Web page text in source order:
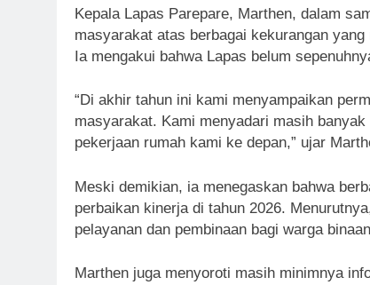
Kepala Lapas Parepare, Marthen, dalam
masyarakat atas berbagai kekurangan
Ia mengakui bahwa Lapas belum
“Di akhir tahun ini kami menyampaikan
masyarakat. Kami menyadari masih
pekerjaan rumah kami ke depan,” ujar
Meski demikian, ia menegaskan bahwa
perbaikan kinerja di tahun 2026.
pelayanan dan pembinaan bagi warga
Marthen juga menyoroti masih minimnya